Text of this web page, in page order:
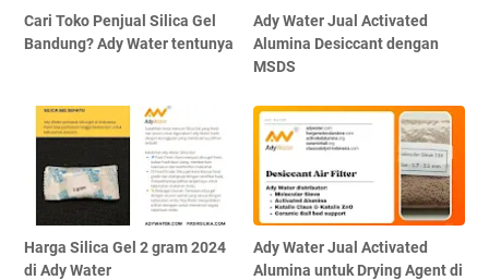
Cari Toko Penjual Silica Gel
Bandung? Ady Water tentunya
Ady Water Jual Activated
Alumina Desiccant dengan
MSDS
Harga Silica Gel 2 gram 2024
di Ady Water
Ady Water Jual Activated
Alumina untuk Drying Agent di